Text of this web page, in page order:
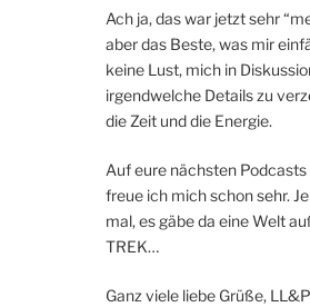
Ach ja, das war jetzt sehr
aber das Beste, was mir
keine Lust, mich in
irgendwelche Details zu
die Zeit und die Energie.
Auf eure nächsten Podcasts
freue ich mich schon sehr.
mal, es gäbe da eine Welt
TREK…
Ganz viele liebe Grüße,